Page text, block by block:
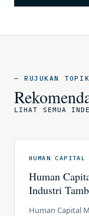
— RUJUKAN
LIHAT SEMUA
HUMAN CAPITAL
Human
Industri
Human Capital